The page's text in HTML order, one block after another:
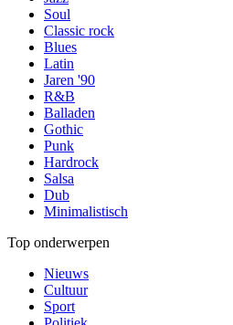
Soul
Classic rock
Blues
Latin
Jaren '90
R&B
Balladen
Gothic
Punk
Hardrock
Salsa
Dub
Minimalistisch
Top onderwerpen
Nieuws
Cultuur
Sport